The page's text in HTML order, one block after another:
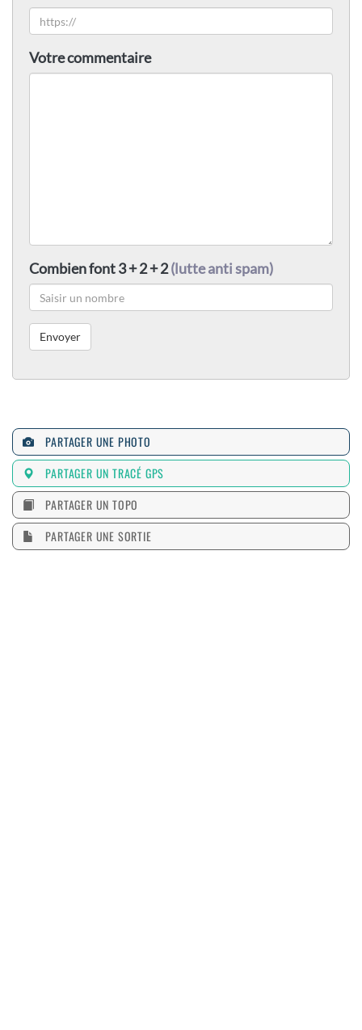
Votre commentaire
Combien font 3 + 2 + 2(lutte anti spam)
PARTAGER UNE PHOTO
PARTAGER UN TRACÉ GPS
PARTAGER UN TOPO
PARTAGER UNE SORTIE